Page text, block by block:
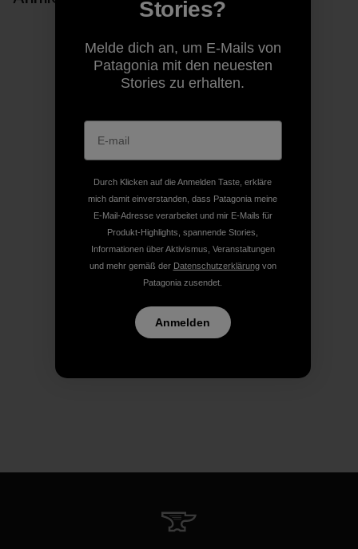
Stories?
Melde dich an, um E-Mails von
Patagonia mit den neuesten
Stories zu erhalten.
Durch Klicken auf die Anmelden Taste, erkläre
mich damit einverstanden, dass Patagonia meine
E-Mail-Adresse verarbeitet und mir E-Mails für
Produkt-Highlights, spannende Stories,
Informationen über Aktivismus, Veranstaltungen
und mehr gemäß der Datenschutzerklärungvon
Patagonia zusendet.
Anmelden